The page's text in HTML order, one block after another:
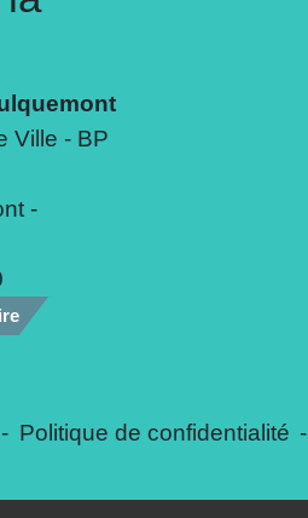
Ville - BP
-
- Politique de confidentialité -